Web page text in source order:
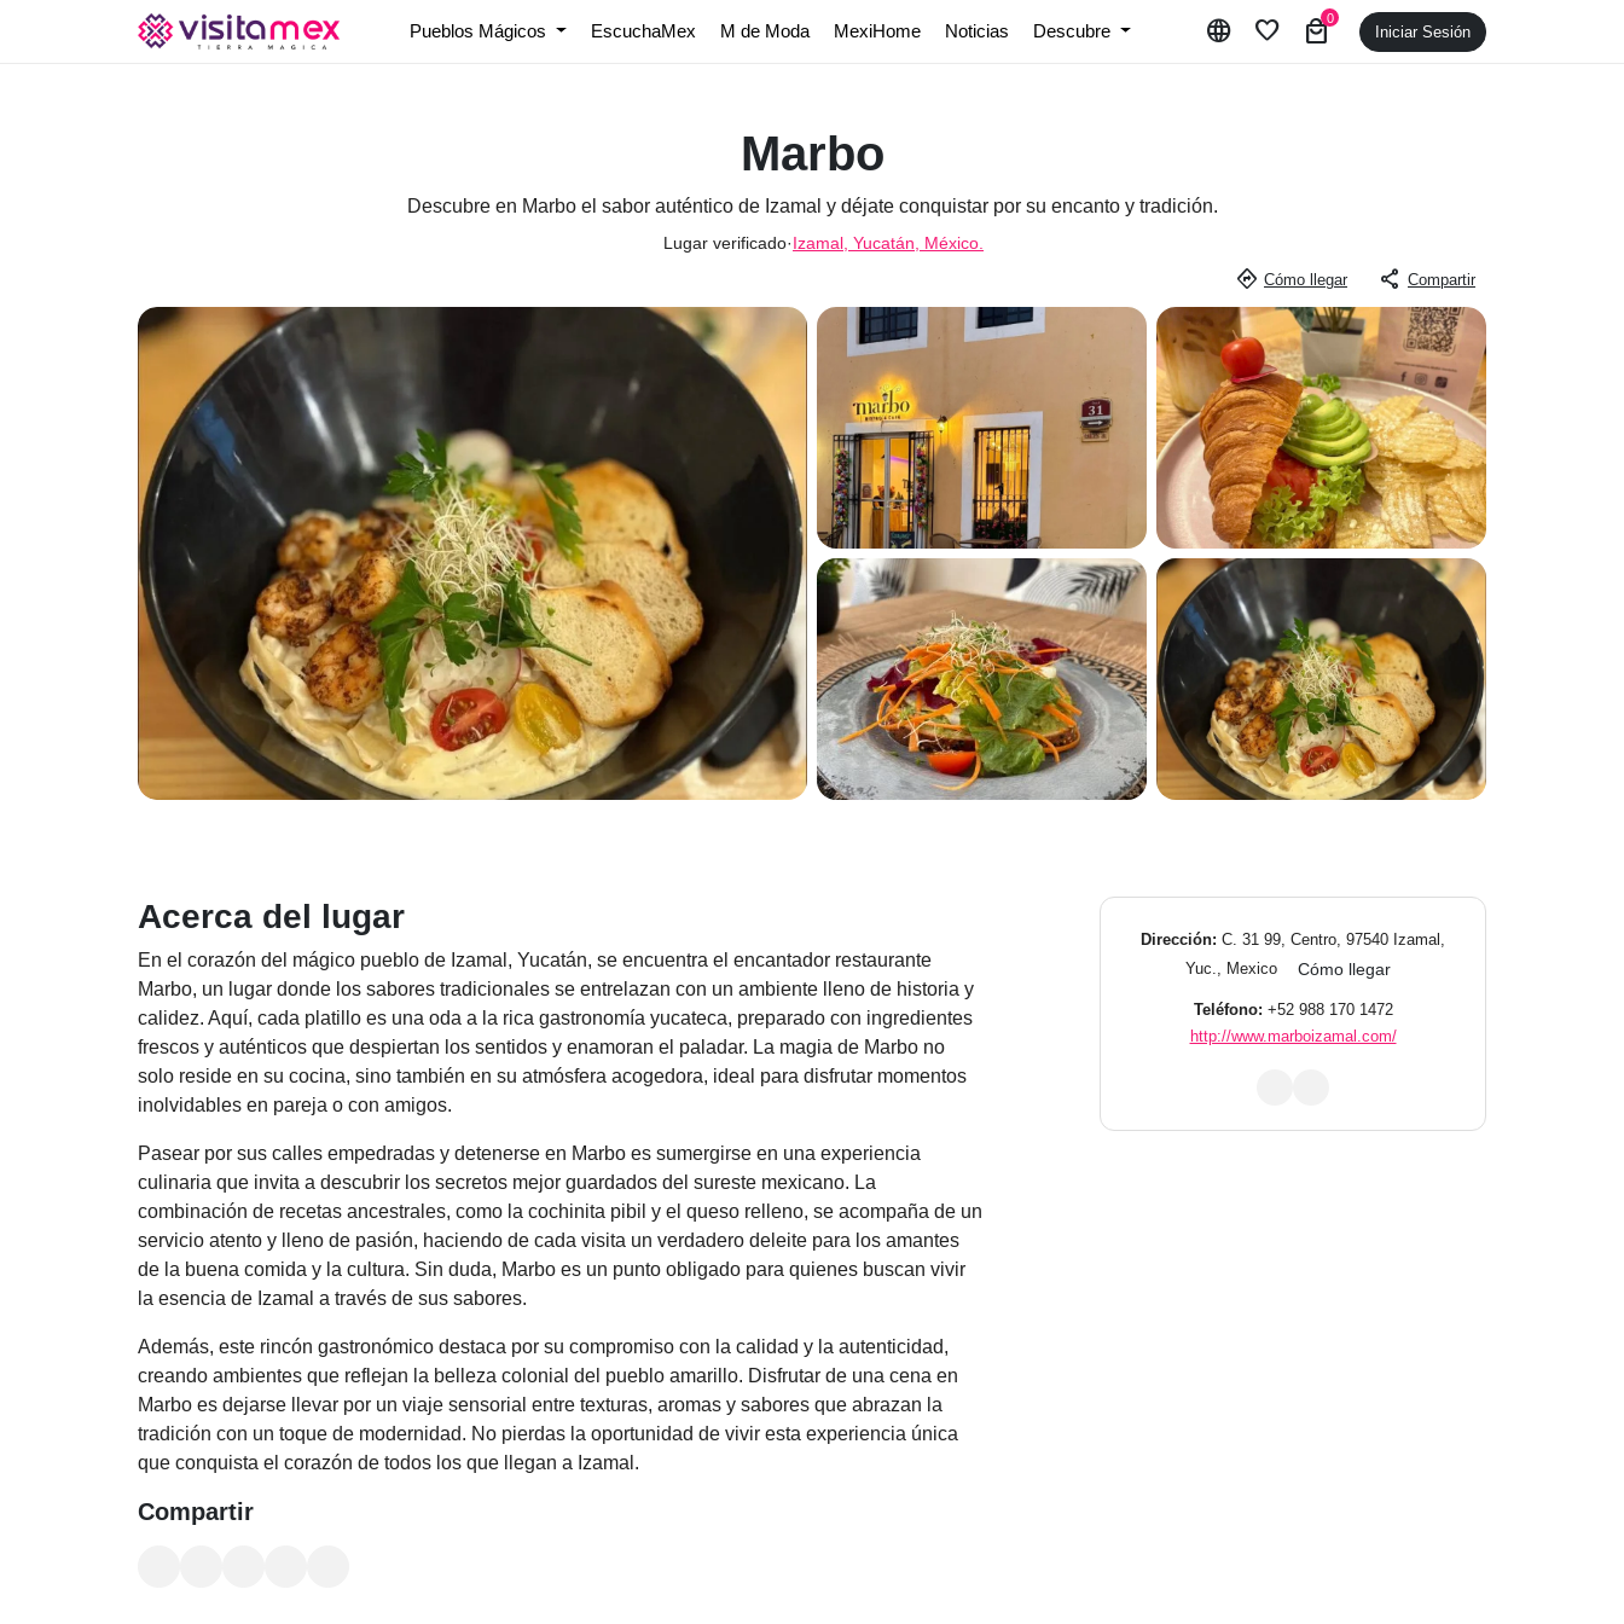
Pueblos Mágicos EscuchaMex M de Moda MexiHome Noticias Descubre language favorite 0
local_mall Iniciar Sesión
Marbo
Descubre en Marbo el sabor auténtico de Izamal y déjate conquistar por su encanto y tradición.
Lugar verificado·Izamal, Yucatán, México.
directions Cómo llegar share Compartir
Acerca del lugar
En el corazón del mágico pueblo de Izamal, Yucatán, se encuentra el encantador restaurante
Marbo, un lugar donde los sabores tradicionales se entrelazan con un ambiente lleno de historia y
calidez. Aquí, cada platillo es una oda a la rica gastronomía yucateca, preparado con ingredientes
frescos y auténticos que despiertan los sentidos y enamoran el paladar. La magia de Marbo no
solo reside en su cocina, sino también en su atmósfera acogedora, ideal para disfrutar momentos
inolvidables en pareja o con amigos.
Pasear por sus calles empedradas y detenerse en Marbo es sumergirse en una experiencia
culinaria que invita a descubrir los secretos mejor guardados del sureste mexicano. La
combinación de recetas ancestrales, como la cochinita pibil y el queso relleno, se acompaña de un
servicio atento y lleno de pasión, haciendo de cada visita un verdadero deleite para los amantes
de la buena comida y la cultura. Sin duda, Marbo es un punto obligado para quienes buscan vivir
la esencia de Izamal a través de sus sabores.
Además, este rincón gastronómico destaca por su compromiso con la calidad y la autenticidad,
creando ambientes que reflejan la belleza colonial del pueblo amarillo. Disfrutar de una cena en
Marbo es dejarse llevar por un viaje sensorial entre texturas, aromas y sabores que abrazan la
tradición con un toque de modernidad. No pierdas la oportunidad de vivir esta experiencia única
que conquista el corazón de todos los que llegan a Izamal.
Compartir
Dirección: C. 31 99, Centro, 97540 Izamal,
Yuc., Mexico
Cómo llegar
Teléfono: +52 988 170 1472
http://www.marboizamal.com/